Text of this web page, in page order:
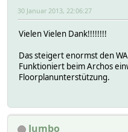
30 Januar 2013, 22:06:27
Vielen Vielen Dank!!!!!!!!
Das steigert enormst den
Funktioniert beim Archos
Floorplanunterstützung.
Jumbo